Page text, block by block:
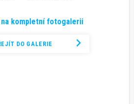
kompletní fotogalerii
DO GALERIE